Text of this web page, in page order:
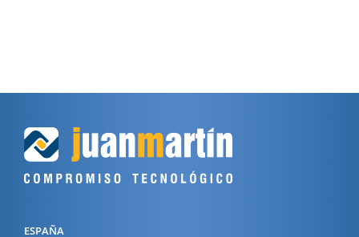
ESPAÑA